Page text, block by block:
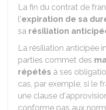
La fin du contrat de
l'expiration de sa
sa résiliation
La résiliation anticipée
parties commet des
répétés à ses
cas, par exemple, si le
une clause
conforme pas aux